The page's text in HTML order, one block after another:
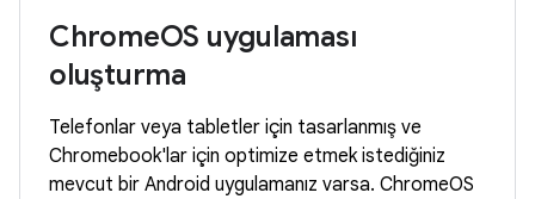
ChromeOS uygulaması
oluşturma
Telefonlar veya tabletler için tasarlanmış ve
Chromebook'lar için optimize etmek istediğiniz
mevcut bir Android uygulamanız varsa. ChromeOS